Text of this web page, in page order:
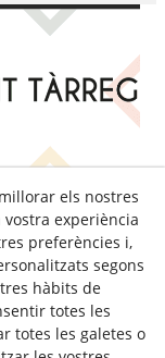
els nostres
experiència
preferències i,
segons
hàbits de
totes les
totes les galetes o